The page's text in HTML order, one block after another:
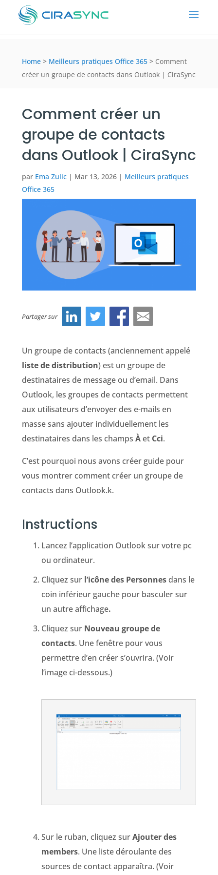
Home > Meilleurs pratiques Office 365 > Comment
créer un groupe de contacts dans Outlook | CiraSync
Comment créer un
groupe de contacts
dans Outlook | CiraSync
par Ema Zulic| Mar 13, 2026| Meilleurs pratiques
Office 365
Partager sur
Un groupe de contacts (anciennement appelé
liste de distribution) est un groupe de
destinataires de message ou d’email. Dans
Outlook, les groupes de contacts permettent
aux utilisateurs d’envoyer des e-mails en
masse sans ajouter individuellement les
destinataires dans les champs À et Cci.
C’est pourquoi nous avons créer guide pour
vous montrer comment créer un groupe de
contacts dans Outlook.k.
Instructions
Lancez l’application Outlook sur votre pc
ou ordinateur.
Cliquez sur l’icône des Personnesdans le
coin inférieur gauche pour basculer sur
un autre affichage.
Cliquez sur Nouveau groupe de
contacts. Une fenêtre pour vous
permettre d’en créer s’ouvrira. (Voir
l’image ci-dessous.)
Sur le ruban, cliquez surAjouter des
members. Une liste déroulante des
sources de contact apparaîtra. (Voir